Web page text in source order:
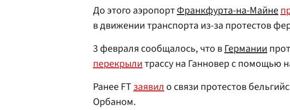
До этого аэропортФранкфурта-на-Майне
в движении транспорта из-за протестов
3 февраля сообщалось, что вГермании
перекрылитрассу на Ганновер с помощью
Ранее FTзаявило связи протестов
Орбаном.